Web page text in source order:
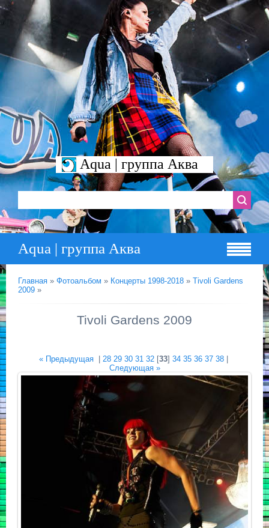
Aqua | группа Аква
Aqua | группа Аква
Главная » Фотоальбом » Концерты 1998-2018 » Tivoli Gardens
2009 »
Tivoli Gardens 2009
« Предыдущая| 28 29 30 31 32[33] 34 35 36 37 38|
Следующая »